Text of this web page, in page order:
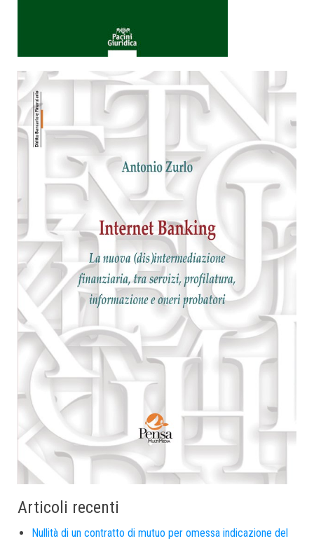
Articoli recenti
Nullità di un contratto di mutuo per omessa indicazione del